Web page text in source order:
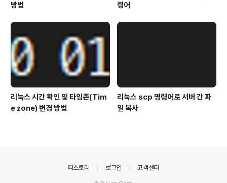
방법
령어
리눅스 시간 확인 및 타임존(Tim
e zone) 변경 방법
리눅스 scp 명령어로 서버 간 파
일 복사
티스토리 로그인 고객센터